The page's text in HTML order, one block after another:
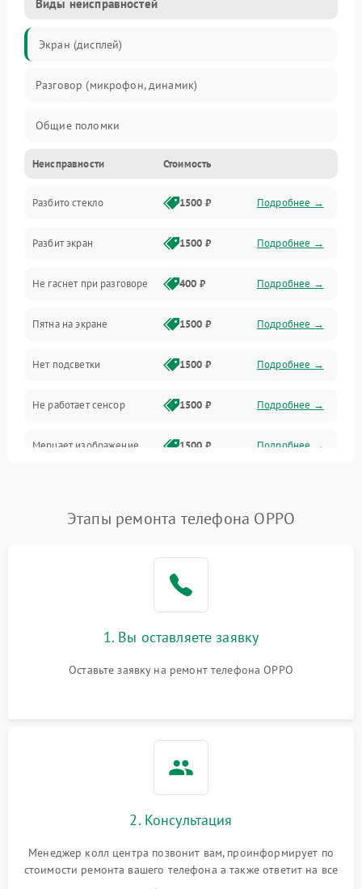
Виды неисправностей
Экран (дисплей)
Разговор (микрофон, динамик)
Общие поломки
Проблемы связи
Камеры
Проблемы с дисплеем и сенсором
Зарядка
Проблемы с питанием, зарядкой и аккумулятором
Проблемы с работой системы, корпусом и другие
Неисправности Стоимость
Разбито стекло 1500 ₽ Подробнее →
Разбит экран 1500 ₽ Подробнее →
Не гаснет при разговоре 400 ₽ Подробнее →
Пятна на экране 1500 ₽ Подробнее →
Нет подсветки 1500 ₽ Подробнее →
Не работает сенсор 1500 ₽ Подробнее →
Мерцает изображение 1500 ₽ Подробнее →
Не работает Face ID 4000 ₽ Подробнее →
Этапы ремонта телефона OPPO
1. Вы оставляете заявку
Оставьте заявку на ремонт телефона OPPO
2. Консультация
Менеджер колл центра позвонит вам, проинформирует по
стоимости ремонта вашего телефона а также ответит на все